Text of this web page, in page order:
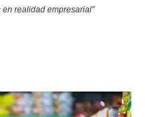
en realidad empresarial"